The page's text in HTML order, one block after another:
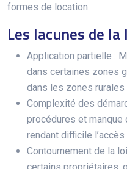
formes de location.
Les lacunes de la
Application partielle :
dans certaines zones
dans les zones rurales
Complexité des
procédures et manque
rendant difficile
Contournement de la
certains propriétaires,